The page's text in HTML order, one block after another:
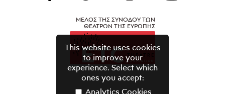
ΜΕΛΟΣ ΤΗΣ ΣΥΝΟΔΟΥ ΤΩΝ
ΘΕΑΤΡΩΝ ΤΗΣ ΕΥΡΩΠΗΣ
This website uses cookies
to improve your
experience. Select which
ones you accept:
Analytics Cookies